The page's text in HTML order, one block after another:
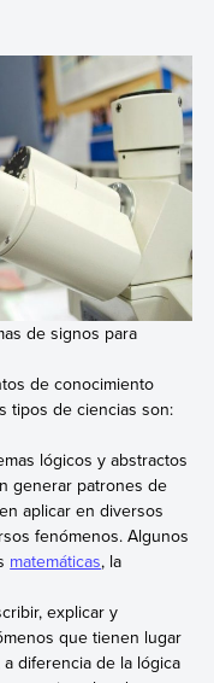
de signos para
de conocimiento
tipos de ciencias son:
lógicos y abstractos
generar patrones de
aplicar en diversos
fenómenos. Algunos
matemáticas, la
explicar y
que tienen lugar
diferencia de la lógica